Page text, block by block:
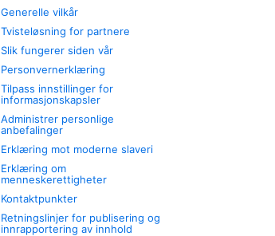
Generelle vilkår
Tvisteløsning for partnere
Slik fungerer siden vår
Personvernerklæring
Tilpass innstillinger for
informasjonskapsler
Administrer personlige
anbefalinger
Erklæring mot moderne slaveri
Erklæring om
menneskerettigheter
Kontaktpunkter
Retningslinjer for publisering og
innrapportering av innhold